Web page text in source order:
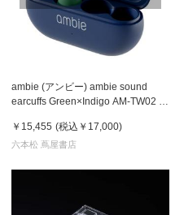
ambie (アンビー) ambie sound
earcuffs Green×Indigo AM-TW02 ア
￥15,455 (税込 ￥17,000)
六本松 蔦屋書店